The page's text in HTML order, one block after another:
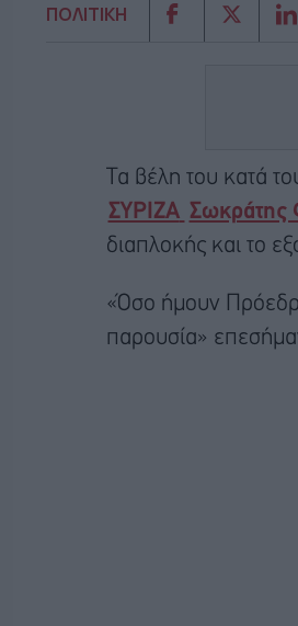
ΠΟΛΙΤΙΚΗ
Τα βέλη του κατά
ΣΥΡΙΖΑ Σωκράτης
διαπλοκής και το
«Όσο ήμουν
παρουσία»